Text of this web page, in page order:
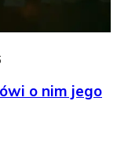
o nim jego